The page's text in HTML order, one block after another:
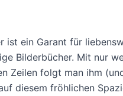
ist ein Garant für
Bilderbücher. Mit nur
Zeilen folgt man ihm
diesem fröhlichen